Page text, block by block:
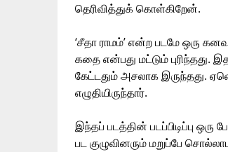
தெரிவித்துக் கொள்கிறேன்.
‘சீதா ராமம்’ என்ற படமே ஒரு
கதை என்பது மட்டும் புரிந்தது.
கேட்டதும் அசலாக இருந்தது.
எழுதியிருந்தார்.
இந்தப் படத்தின் படப்பிடிப்பு
பட குழுவினரும் மறுப்பே